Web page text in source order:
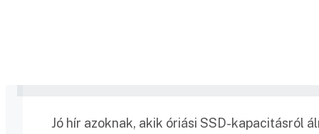
Jó hír azoknak, akik óriási SSD-kapacitásról